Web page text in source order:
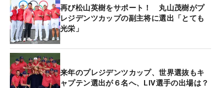
6度目の出場となる。ほか、11回連続の出場となる
アダム・スコットとジェイソン・デイ（ともにオー
ストラリア）、イム・ソンジェ、アン・ビョンハ
ン、トム・キム（いずれも韓国）が選ばれた。
両チーム残り6人は、9月3日にキャプテン選出が発
表され、12人のチームを編成する。
再び松山英樹をサポート！ 丸山茂樹がプ
レジデンツカップの副主将に選出「とても
光栄」
来年のプレジデンツカップ、世界選抜もキ
ャプテン選出が６名へ、LIV選手の出場は？